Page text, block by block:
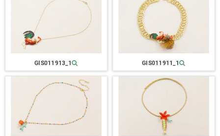
GIS011913_1 GIS011911_1